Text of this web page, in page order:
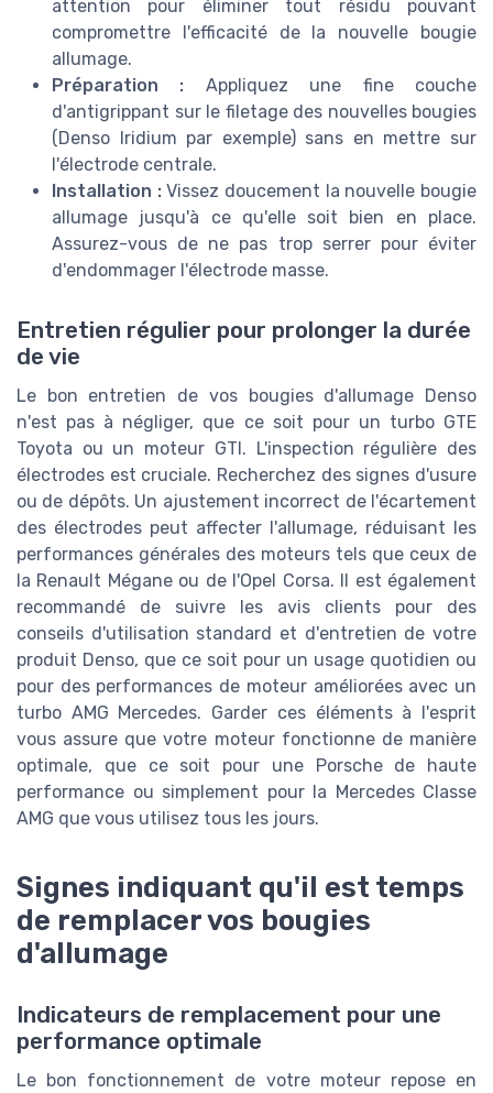
attention pour éliminer tout résidu pouvant
compromettre l'efficacité de la nouvelle bougie
allumage.
Préparation : Appliquez une fine couche
d'antigrippant sur le filetage des nouvelles bougies
(Denso Iridium par exemple) sans en mettre sur
l'électrode centrale.
Installation :Vissez doucement la nouvelle bougie
allumage jusqu'à ce qu'elle soit bien en place.
Assurez-vous de ne pas trop serrer pour éviter
d'endommager l'électrode masse.
Entretien régulier pour prolonger la durée
de vie
Le bon entretien de vos bougies d'allumage Denso
n'est pas à négliger, que ce soit pour un turbo GTE
Toyota ou un moteur GTI. L'inspection régulière des
électrodes est cruciale. Recherchez des signes d'usure
ou de dépôts. Un ajustement incorrect de l'écartement
des électrodes peut affecter l'allumage, réduisant les
performances générales des moteurs tels que ceux de
la Renault Mégane ou de l'Opel Corsa. Il est également
recommandé de suivre les avis clients pour des
conseils d'utilisation standard et d'entretien de votre
produit Denso, que ce soit pour un usage quotidien ou
pour des performances de moteur améliorées avec un
turbo AMG Mercedes. Garder ces éléments à l'esprit
vous assure que votre moteur fonctionne de manière
optimale, que ce soit pour une Porsche de haute
performance ou simplement pour la Mercedes Classe
AMG que vous utilisez tous les jours.
Signes indiquant qu'il est temps
de remplacer vos bougies
d'allumage
Indicateurs de remplacement pour une
performance optimale
Le bon fonctionnement de votre moteur repose en